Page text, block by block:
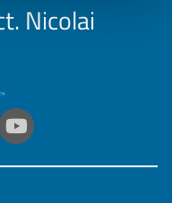
Nicolai